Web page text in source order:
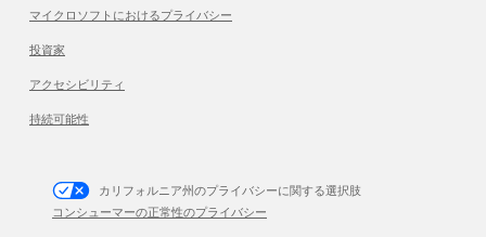
マイクロソフトにおけるプライバシー
投資家
アクセシビリティ
持続可能性
カリフォルニア州のプライバシーに関する選択肢
コンシューマーの正常性のプライバシー